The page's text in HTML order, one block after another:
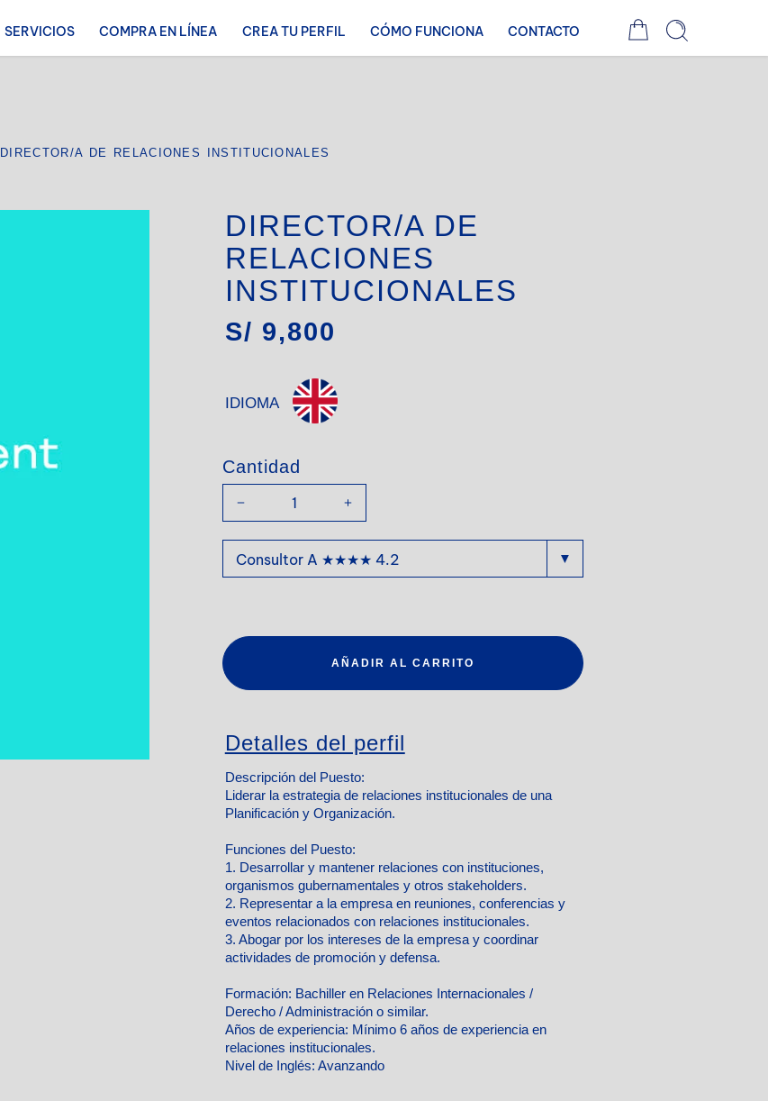
SERVICIOS COMPRA EN LÍNEA CREA TU PERFIL CÓMO FUNCIONA CONTACTO
DIRECTOR/A DE RELACIONES INSTITUCIONALES
DIRECTOR/A DE
RELACIONES
INSTITUCIONALES
S/ 9,800
IDIOMA
Cantidad
AÑADIR AL CARRITO
Detalles del perfil
Descripción del Puesto:
Liderar la estrategia de relaciones institucionales de una
Planificación y Organización.
Funciones del Puesto:
1. Desarrollar y mantener relaciones con instituciones,
organismos gubernamentales y otros stakeholders.
2. Representar a la empresa en reuniones, conferencias y
eventos relacionados con relaciones institucionales.
3. Abogar por los intereses de la empresa y coordinar
actividades de promoción y defensa.
Formación: Bachiller en Relaciones Internacionales /
Derecho / Administración o similar.
Años de experiencia: Mínimo 6 años de experiencia en
relaciones institucionales.
Nivel de Inglés: Avanzando